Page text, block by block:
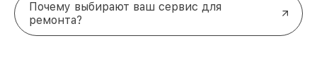
Почему выбирают ваш сервис для
ремонта?